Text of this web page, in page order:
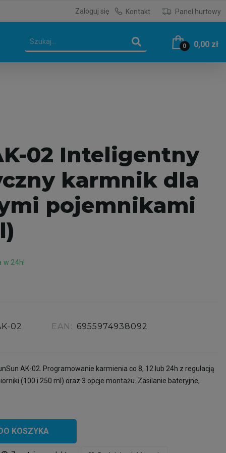
Zaloguj się Kontakt Panel hurtowy
0 0,00 zł
02 Inteligentny
karmnik dla
pojemnikami
w 24h!
02 EAN: 6955974938092
AK-02. Programowanie karmienia co 8, 12 lub 24h z regulacją
(100 i 250 ml) oraz 3 opcje montażu. Zasilanie bateryjne,
KOSZYKA